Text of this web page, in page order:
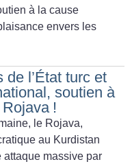
à la cause
envers les
de l’État turc et
soutien à
!
le Rojava,
au Kurdistan
massive par